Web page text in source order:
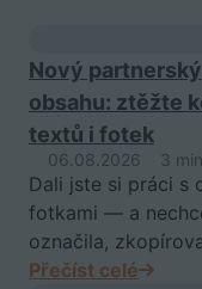
Nový
obsahu: ztěžte
textů i fotek
06.08.2026 3
Dali jste si práci s
fotkami — a
označila,
Přečíst celé